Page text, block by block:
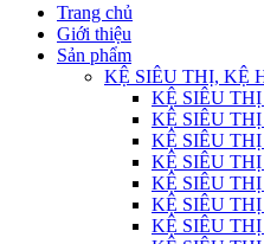
Trang chủ
Giới thiệu
Sản phẩm
KỆ SIÊU THỊ, KỆ
KỆ SIÊU
KỆ SIÊU
KỆ SIÊU
KỆ SIÊU
KỆ SIÊU
KỆ SIÊU
KỆ SIÊU